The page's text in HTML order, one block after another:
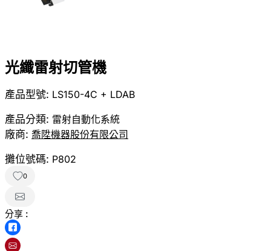
光纖雷射切管機
產品型號: LS150-4C + LDAB
產品分類: 雷射自動化系統
廠商: 喬陞機器股份有限公司
攤位號碼: P802
0
分享 :